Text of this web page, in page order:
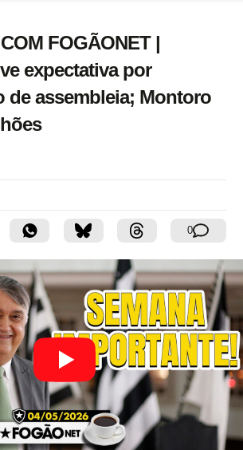
FOGÃONET |
expectativa por
de assembleia; Montoro
0